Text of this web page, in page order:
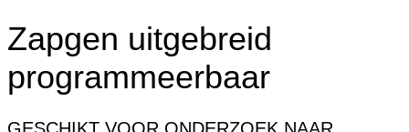
Zapgen uitgebreid
programmeerbaar